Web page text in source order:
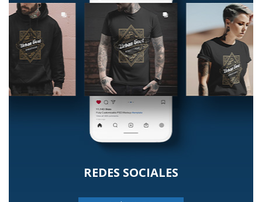
REDES SOCIALES